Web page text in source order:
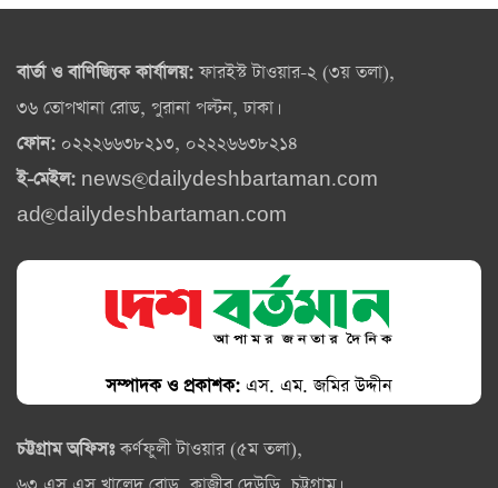
বার্তা ও বাণিজ্যিক কার্যালয়:ফারইস্ট টাওয়ার-২ (৩য় তলা),
৩৬ তোপখানা রোড, পুরানা পল্টন, ঢাকা।
ফোন: ০২২২৬৬৩৮২১৩, ০২২২৬৬৩৮২১৪
ই-মেইল: news@dailydeshbartaman.com
ad@dailydeshbartaman.com
সম্পাদক ও প্রকাশক: এস. এম. জমির উদ্দীন
চট্টগ্রাম অফিসঃকর্ণফুলী টাওয়ার (৫ম তলা),